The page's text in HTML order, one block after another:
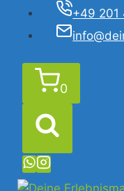
+49 201
0